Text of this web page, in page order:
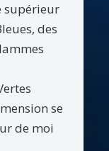
supérieur
des
se
de moi